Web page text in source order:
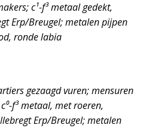
c¹-f³ metaal gedekt,
Erp/Breugel; metalen pijpen
ronde labia
gezaagd vuren; mensuren
f³ metaal, met roeren,
Erp/Breugel; metalen